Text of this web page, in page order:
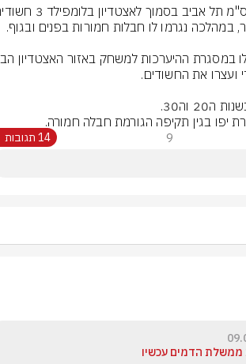
יפו בגין תקיפה הגורמת חבלה חמורה.
9 14 תגובות
ממשלת הדמים עכשיו